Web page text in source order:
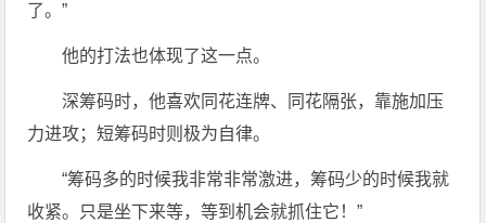
了。”
他的打法也体现了这一点。
深筹码时，他喜欢同花连牌、同花隔张，靠施加压
力进攻；短筹码时则极为自律。
“筹码多的时候我非常非常激进，筹码少的时候我就
收紧。只是坐下来等，等到机会就抓住它！”